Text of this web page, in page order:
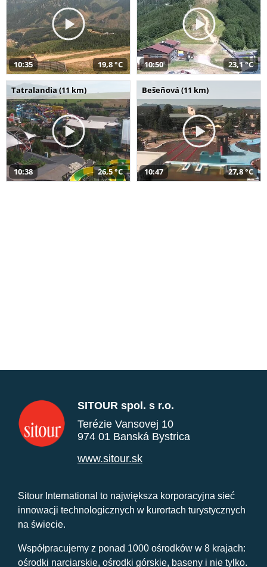
10:35 19,8 °C 10:50 23,1 °C
Tatralandia (11 km)
10:38 26,5 °C
Bešeňová (11 km)
10:47 27,8 °C
SITOUR spol. s r.o.
Terézie Vansovej 10
974 01 Banská Bystrica
www.sitour.sk
Sitour International to największa korporacyjna sieć
innowacji technologicznych w kurortach turystycznych
na świecie.
Współpracujemy z ponad 1000 ośrodków w 8 krajach:
ośrodki narciarskie, ośrodki górskie, baseny i nie tylko.